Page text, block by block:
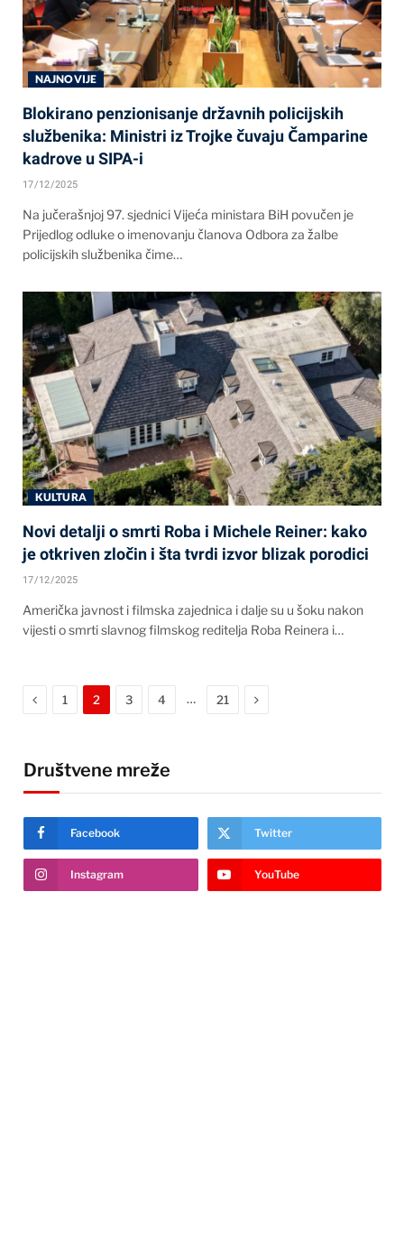
NAJNOVIJE
Blokirano penzionisanje državnih policijskih
službenika: Ministri iz Trojke čuvaju Čamparine
kadrove u SIPA-i
17/12/2025
Na jučerašnjoj 97. sjednici Vijeća ministara BiH povučen je
Prijedlog odluke o imenovanju članova Odbora za žalbe
policijskih službenika čime…
KULTURA
Novi detalji o smrti Roba i Michele Reiner: kako
je otkriven zločin i šta tvrdi izvor blizak porodici
17/12/2025
Američka javnost i filmska zajednica i dalje su u šoku nakon
vijesti o smrti slavnog filmskog reditelja Roba Reinera i…
Previous
1 2 3 4 … 21 Next
Društvene mreže
Facebook Twitter
Instagram YouTube